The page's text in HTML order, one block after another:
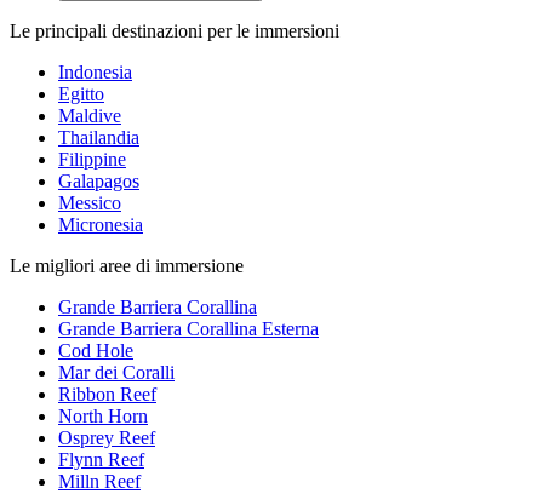
Le principali destinazioni per le immersioni
Indonesia
Egitto
Maldive
Thailandia
Filippine
Galapagos
Messico
Micronesia
Le migliori aree di immersione
Grande Barriera Corallina
Grande Barriera Corallina Esterna
Cod Hole
Mar dei Coralli
Ribbon Reef
North Horn
Osprey Reef
Flynn Reef
Milln Reef